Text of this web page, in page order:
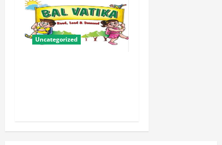
Uncategorized